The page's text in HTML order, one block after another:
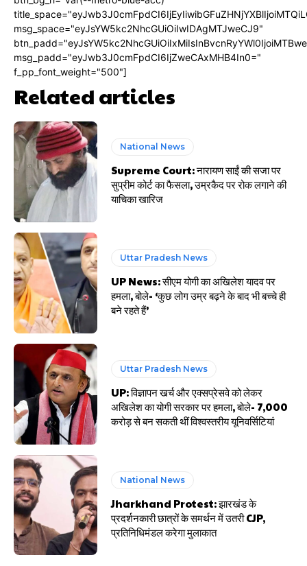
msg_space="eyJsYW5kc2NhcGUiOiIwIDAgMTJweCJ9"
msg_padd="eyJwb3J0cmFpdCI6IjZweCAxMHB4In0="
f_pp_font_weight="500"]
Related articles
National News
Supreme Court: नारायण साईं की सजा पर
सुप्रीम कोर्ट का फैसला, उम्रकैद पर रोक लगाने की
याचिका खारिज
Uttar Pradesh News
UP News: सीएम योगी का अखिलेश यादव पर
हमला, बोले- ‘कुछ लोग उम्र बढ़ने के बाद भी बच्चे ही
बने रहते हैं’
Uttar Pradesh News
UP: विज्ञापन खर्च और एक्सप्रेसवे को लेकर
अखिलेश का योगी सरकार पर हमला, बोले- 7,000
करोड़ से बन सकती थीं विश्वस्तरीय यूनिवर्सिटियां
National News
Jharkhand Protest: झारखंड के
प्रदर्शनकारी छात्रों के समर्थन में उतरी CJP,
प्रतिनिधिमंडल करेगा मुलाकात